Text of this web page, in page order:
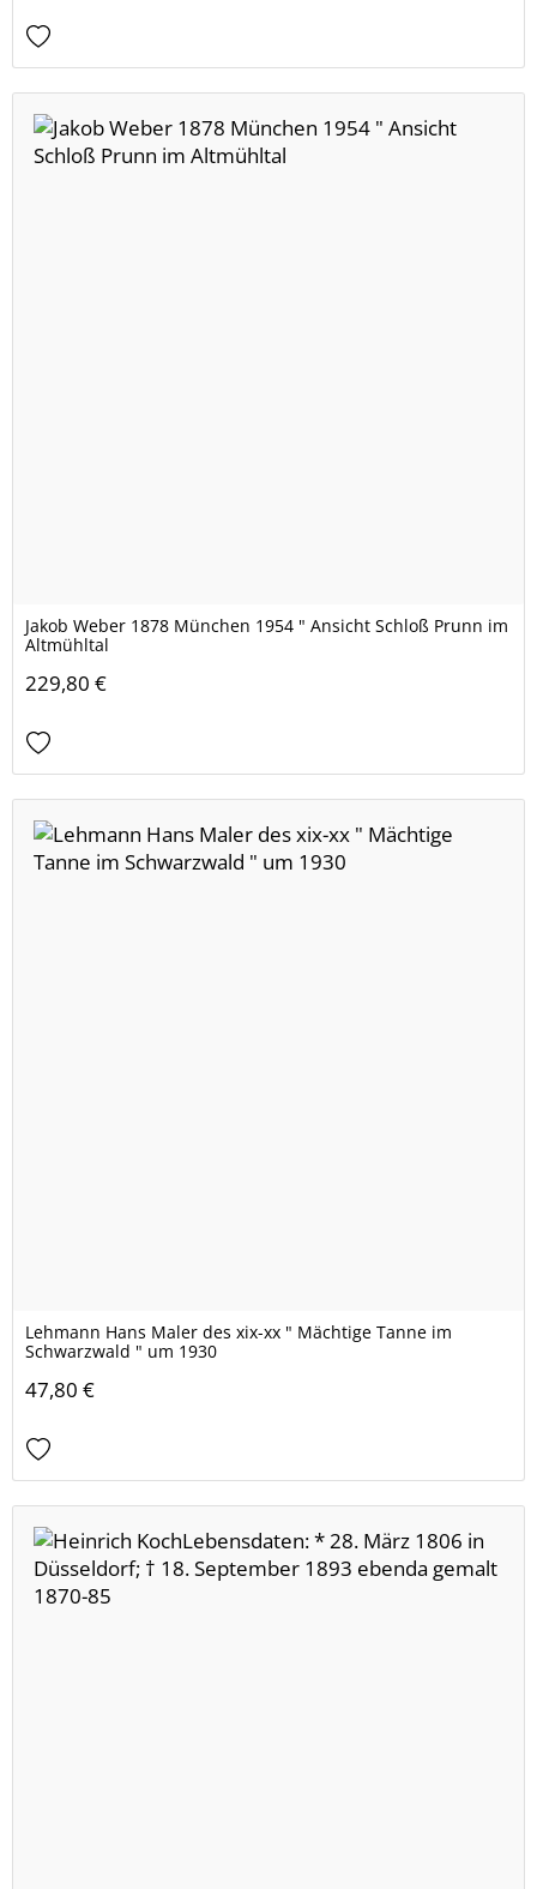
Jakob Weber 1878 München 1954 " Ansicht Schloß Prunn im
Altmühltal
229,80 €
Lehmann Hans Maler des xix-xx " Mächtige Tanne im
Schwarzwald " um 1930
47,80 €